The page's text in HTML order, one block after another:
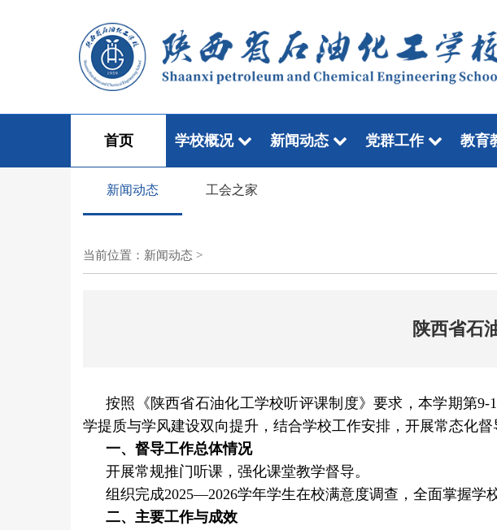
首页 学校概况 新闻动态 党群工作 教育
新闻动态 工会之家
当前位置： 新闻动态 >
陕西省石
按照《陕西省石油化工学校听评课制度》要求，本学期第9-
学提质与学风建设双向提升，结合学校工作安排，开展常态化督
一、督导工作总体情况
开展常规推门听课，强化课堂教学督导。
组织完成2025—2026学年学生在校满意度调查，全面掌握学
二、主要工作与成效